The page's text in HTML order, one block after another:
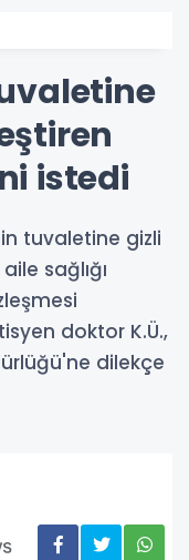
istedi
tuvaletine gizli
sağlığı
doktor K.Ü.,
dilekçe